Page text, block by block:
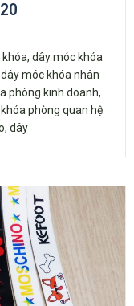
dây móc khóa
móc khóa nhân
phòng kinh doanh,
phòng quan hệ
dây